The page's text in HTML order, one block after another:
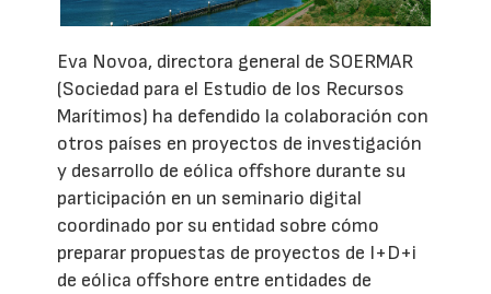
Eva Novoa, directora general de SOERMAR
(Sociedad para el Estudio de los Recursos
Marítimos) ha defendido la colaboración con
otros países en proyectos de investigación
y desarrollo de eólica offshore durante su
participación en un seminario digital
coordinado por su entidad sobre cómo
preparar propuestas de proyectos de I+D+i
de eólica offshore entre entidades de